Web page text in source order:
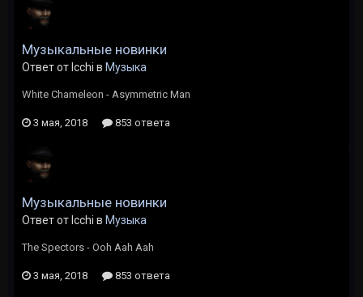
Музыкальные новинки
Ответ от Icchi в Музыка
White Chameleon - Asymmetric Man
3 мая, 2018 853 ответа
Музыкальные новинки
Ответ от Icchi в Музыка
The Spectors - Ooh Aah Aah
3 мая, 2018 853 ответа